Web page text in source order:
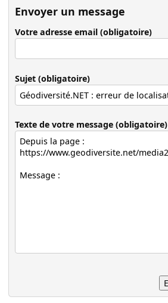
Envoyer un message
Votre adresse email (obligatoire)
Sujet (obligatoire)
Texte de votre message (obligatoire)